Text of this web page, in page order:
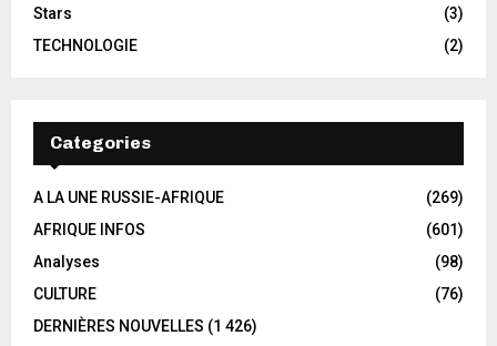
Stars
(3)
TECHNOLOGIE
(2)
Categories
A LA UNE RUSSIE-AFRIQUE
(269)
AFRIQUE INFOS
(601)
Analyses
(98)
CULTURE
(76)
DERNIÈRES NOUVELLES (1 426)